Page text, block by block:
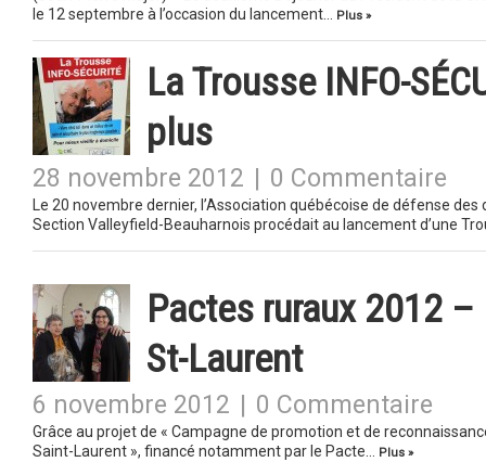
le 12 septembre à l’occasion du lancement…
Plus »
La Trousse INFO-
plus
28 novembre 2012 0 Commentaire
Le 20 novembre dernier, l’Association québécoise de défense
Section Valleyfield-Beauharnois procédait au lancement d’une
Pactes ruraux 2012
St-Laurent
6 novembre 2012 0 Commentaire
Grâce au projet de « Campagne de promotion et de
Saint-Laurent », financé notamment par le Pacte…
Plus »